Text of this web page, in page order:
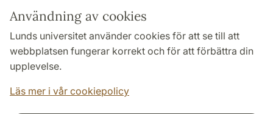
Användning av cookies
Lunds universitet använder cookies för att se till att
webbplatsen fungerar korrekt och för att förbättra din
upplevelse.
Läs mer i vår cookiepolicy
Om webbplatsen och cookies
Tillgänglighetsredogörelse